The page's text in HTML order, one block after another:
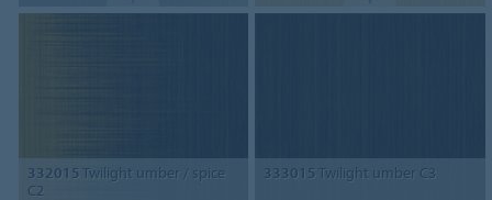
332015 Twilight umber / spice
C2
333015 Twilight umber C3